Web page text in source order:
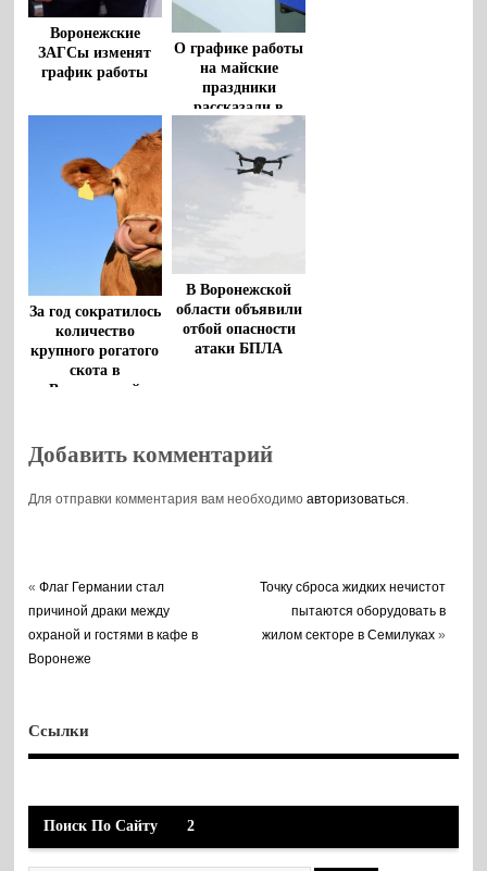
Воронежские
ЗАГСы изменят
график работы
О графике работы
на майские
праздники
рассказали в
«Почте России»
За год сократилось
количество
крупного рогатого
скота в
Воронежской
В Воронежской
области объявили
отбой опасности
атаки БПЛА
Добавить комментарий
Для отправки комментария вам необходимоавторизоваться.
«Флаг Германии стал
причиной драки между
охраной и гостями в кафе в
Воронеже
Точку сброса жидких нечистот
пытаются оборудовать в
жилом секторе в Семилуках »
Ссылки
Поиск По Сайту 2